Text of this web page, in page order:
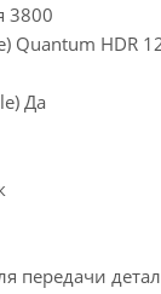
3800
Quantum HDR
Да
передачи